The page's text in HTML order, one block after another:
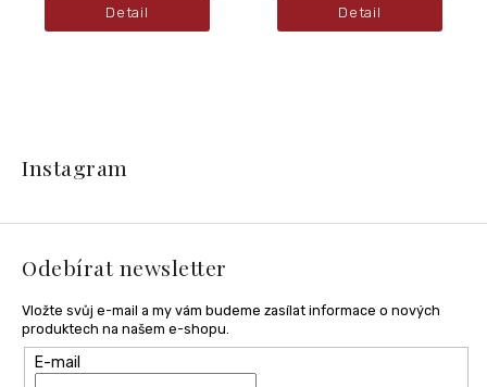
Detail Detail
t
Instagram
Odebírat newsletter
Vložte svůj e-mail a my vám budeme zasílat informace o nových
produktech na našem e-shopu.
E-mail